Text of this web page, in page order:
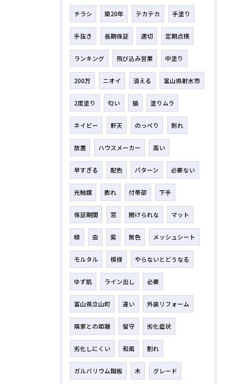
チラシ 築20年 テカテカ 手塗り
手抜き 長期保証 適切 定期点検
ランキング 飛び込み営業 中塗り
200万 ニオイ 消える 富山県射水市
2度塗り 匂い 猫 塗りムラ
ネイビー 軒天 のっぺり 剝れ
放置 ハウスメーカー 高い
早すぎる 配色 パターン 必要ない
光触媒 膨れ 付帯部 下手
保証期間 窓 開けられな マット
緑 虫 紫 無色 メッシュシート
モルタル 模様 やらないとどうなる
ゆず肌 ライン出し 必要
富山県立山町 違い 外装リフォーム
隣家との距離 留守 劣化症状
劣化しにくい 和風 割れ
ガルバリウム鋼板 木 グレード